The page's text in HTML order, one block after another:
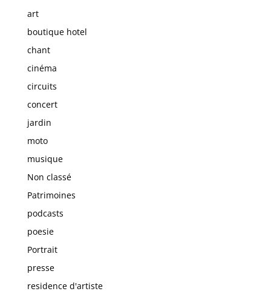
art
boutique hotel
chant
cinéma
circuits
concert
jardin
moto
musique
Non classé
Patrimoines
podcasts
poesie
Portrait
presse
residence d'artiste